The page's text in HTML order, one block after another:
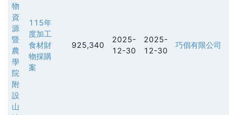
物
資
源
暨
農
學
院
附
設
山
115年
度加工
食材財
物採購
案
925,340
2025-
12-30
2025-
12-30
巧倡有限公司